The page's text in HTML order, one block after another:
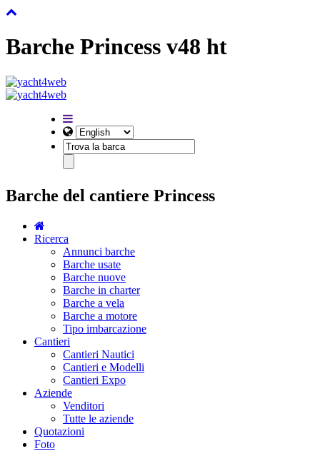
Barche Princess v48 ht
Barche del cantiere Princess
Ricerca
Annunci barche
Barche usate
Barche nuove
Barche in charter
Barche a vela
Barche a motore
Tipo imbarcazione
Cantieri
Cantieri Nautici
Cantieri e Modelli
Cantieri Expo
Aziende
Venditori
Tutte le aziende
Quotazioni
Foto